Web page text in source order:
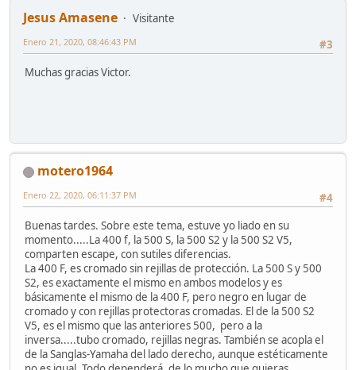
Jesus Amasene
Visitante
#3
Enero 21, 2020, 08:46:43 PM
Muchas gracias Victor.
motero1964
#4
Enero 22, 2020, 06:11:37 PM
Buenas tardes. Sobre este tema, estuve yo liado en su
momento.....La 400 f, la 500 S, la 500 S2 y la 500 S2 V5,
comparten escape, con sutiles diferencias.
La 400 F, es cromado sin rejillas de protección. La 500 S y 500
S2, es exactamente el mismo en ambos modelos y es
básicamente el mismo de la 400 F, pero negro en lugar de
cromado y con rejillas protectoras cromadas. El de la 500 S2
V5, es el mismo que las anteriores 500, pero a la
inversa.....tubo cromado, rejillas negras. También se acopla el
de la Sanglas-Yamaha del lado derecho, aunque estéticamente